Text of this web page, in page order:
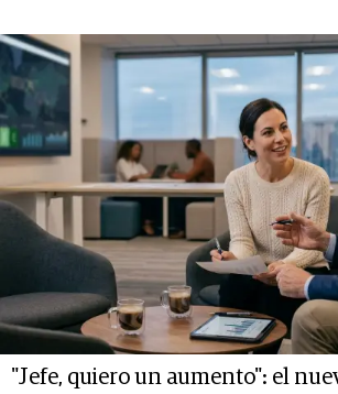
"Jefe, quiero un aumento": el